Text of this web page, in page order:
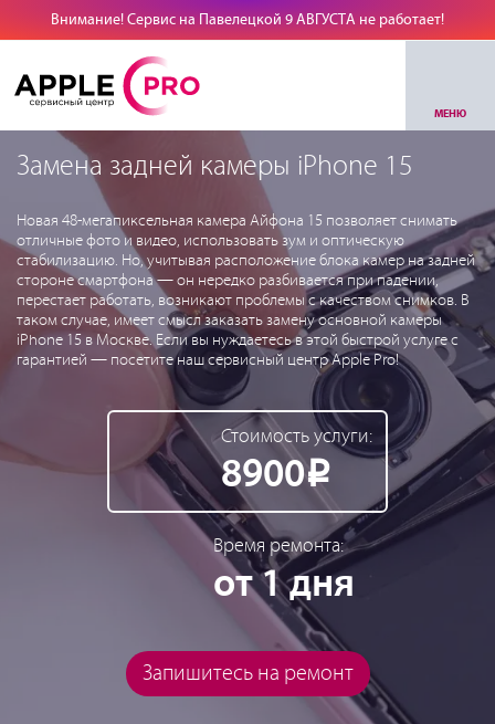
Внимание! Сервис на Павелецкой 9 АВГУСТА не работает!
МЕНЮ
Замена задней камеры iPhone 15
Новая 48-мегапиксельная камера Айфона 15 позволяет снимать
отличные фото и видео, использовать зум и оптическую
стабилизацию. Но, учитывая расположение блока камер на задней
стороне смартфона — он нередко разбивается при падении,
перестает работать, возникают проблемы с качеством снимков. В
таком случае, имеет смысл заказать замену основной камеры
iPhone 15 в Москве. Если вы нуждаетесь в этой быстрой услуге с
гарантией — посетите наш сервисный центр Apple Pro!
Стоимость услуги:
8900Р
Время ремонта:
от 1 дня
Запишитесь на ремонт